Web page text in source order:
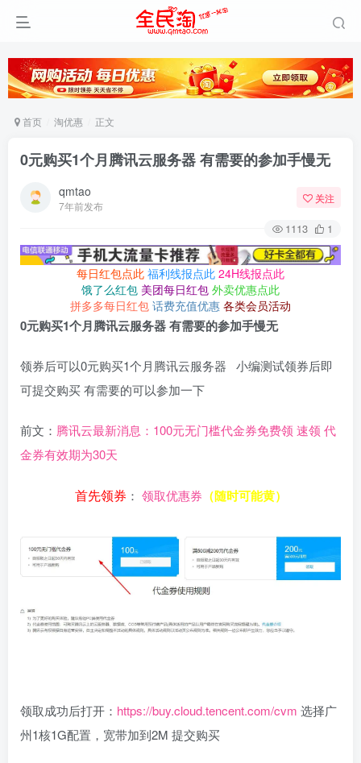
首页 淘优惠 正文
0元购买1个月腾讯云服务器 有需要的参加手慢无
qmtao
7年前发布
关注
1113 1
每日红包点此 福利线报点此 24H线报点此
饿了么红包 美团每日红包 外卖优惠点此
拼多多每日红包 话费充值优惠 各类会员活动
0元购买1个月腾讯云服务器 有需要的参加手慢无
领券后可以0元购买1个月腾讯云服务器 小编测试领券后即
可提交购买 有需要的可以参加一下
前文： 腾讯云最新消息：100元无门槛代金券免费领 速领 代
金券有效期为30天
首先领券 ： 领取优惠券 （随时可能黄）
领取成功后打开： https://buy.cloud.tencent.com/cvm 选择广
州1核1G配置，宽带加到2M 提交购买